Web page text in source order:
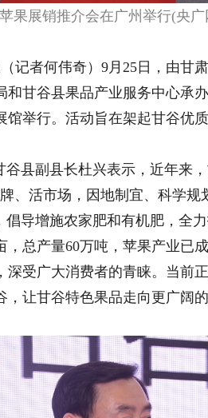
果展销推介会在广州举行(央广
者何伟奇）9月25日，由甘
甘谷县果品产业服务中心承
馆举行。活动旨在架起甘谷优
县副县长杜兴表示，近年来，
、活市场，因地制宜、科学
倡导增施农家肥和有机肥，全
，总产量60万吨，苹果产业已
深受广大消费者的青睐。当前
让甘谷特色果品走向更广阔的